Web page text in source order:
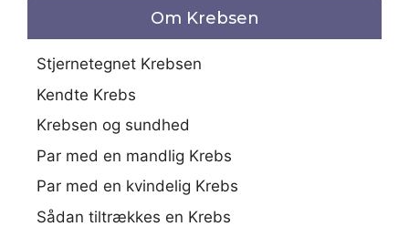
Om Krebsen
Stjernetegnet Krebsen
Kendte Krebs
Krebsen og sundhed
Par med en mandlig Krebs
Par med en kvindelig Krebs
Sådan tiltrækkes en Krebs